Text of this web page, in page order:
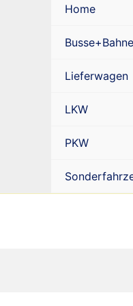
Home
Lieferwagen
LKW
PKW